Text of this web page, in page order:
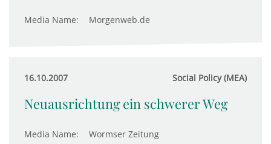
Media Name: Morgenweb.de
16.10.2007 Social Policy (MEA)
Neuausrichtung ein schwerer Weg
Media Name: Wormser Zeitung